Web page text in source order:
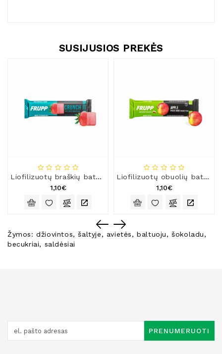
SUSIJUSIOS PREKĖS
Liofilizuotų braškių batonėlis
1,10€
Liofilizuotų obuolių batonėlis
1,10€
Žymos:džiovintos,šaltyje, avietės,baltuoju,šokoladu,
becukriai, saldėsiai
PRENUMERUOTI